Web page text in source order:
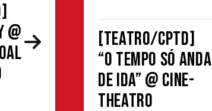
@
[TEATRO/CPTD]
“O Tempo Só Anda
de Ida” @ Cine-
Theatro